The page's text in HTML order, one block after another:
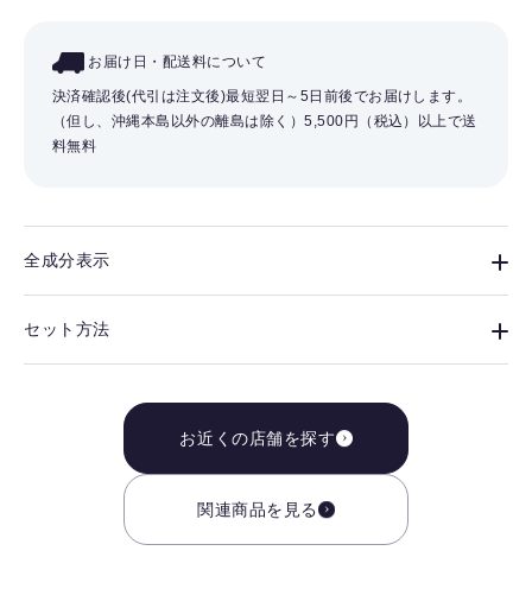
お届け日・配送料について
決済確認後(代引は注文後)最短翌日～5日前後でお届けします。
（但し、沖縄本島以外の離島は除く）5,500円（税込）以上で送
料無料
全成分表示
セット方法
お近くの店舗を探す
関連商品を見る